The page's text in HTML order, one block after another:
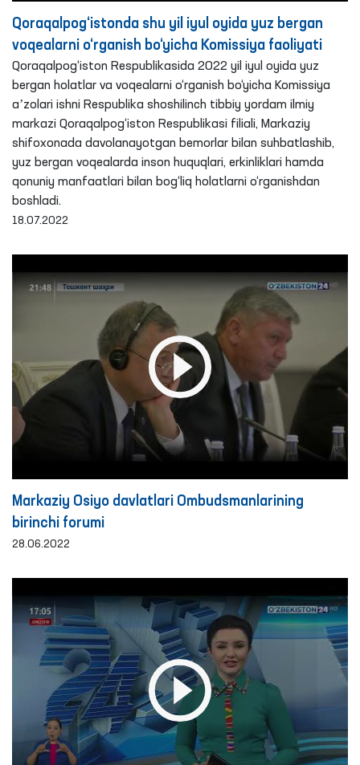
Qoraqalpog‘istonda shu yil iyul oyida yuz bergan
voqealarni o‘rganish bo‘yicha Komissiya faoliyati
Qoraqalpog‘iston Respublikasida 2022 yil iyul oyida yuz
bergan holatlar va voqealarni o‘rganish bo‘yicha Komissiya
aʼzolari ishni Respublika shoshilinch tibbiy yordam ilmiy
markazi Qoraqalpog‘iston Respublikasi filiali, Markaziy
shifoxonada davolanayotgan bemorlar bilan suhbatlashib,
yuz bergan voqealarda inson huquqlari, erkinliklari hamda
qonuniy manfaatlari bilan bog‘liq holatlarni o‘rganishdan
boshladi.
18.07.2022
Markaziy Osiyo davlatlari Ombudsmanlarining
birinchi forumi
28.06.2022